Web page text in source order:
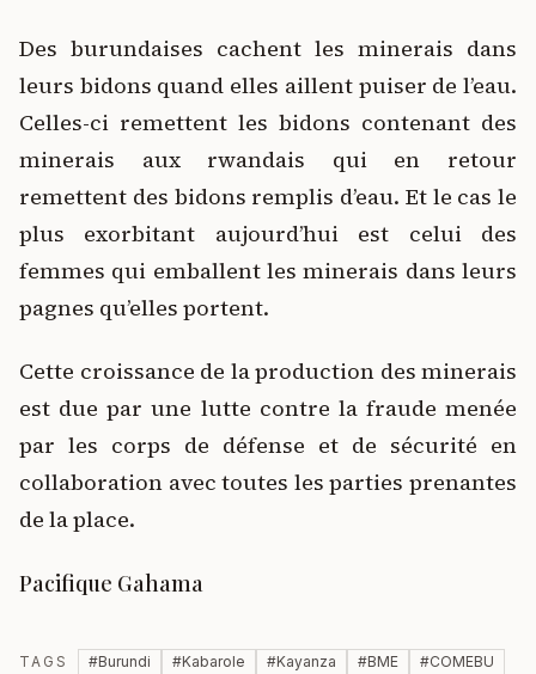
Des burundaises cachent les minerais dans
leurs bidons quand elles aillent puiser de l’eau.
Celles-ci remettent les bidons contenant des
minerais aux rwandais qui en retour
remettent des bidons remplis d’eau. Et le cas le
plus exorbitant aujourd’hui est celui des
femmes qui emballent les minerais dans leurs
pagnes qu’elles portent.
Cette croissance de la production des minerais
est due par une lutte contre la fraude menée
par les corps de défense et de sécurité en
collaboration avec toutes les parties prenantes
de la place.
Pacifique Gahama
TAGS #Burundi #Kabarole #Kayanza #BME #COMEBU